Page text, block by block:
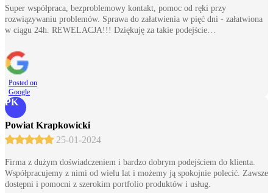
Super współpraca, bezproblemowy kontakt, pomoc od ręki przy
rozwiązywaniu problemów. Sprawa do załatwienia w pięć dni - załatwiona
w ciągu 24h. REWELACJA!!! Dziękuję za takie podejście…
Posted on
Google
PK
Powiat Krapkowicki
25-01-2024
Firma z dużym doświadczeniem i bardzo dobrym podejściem do klienta.
Współpracujemy z nimi od wielu lat i możemy ją spokojnie polecić. Zawsze
dostępni i pomocni z szerokim portfolio produktów i usług.